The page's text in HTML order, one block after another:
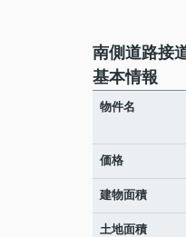
南側道路接
基本情報
物件名
価格
建物面積
土地面積